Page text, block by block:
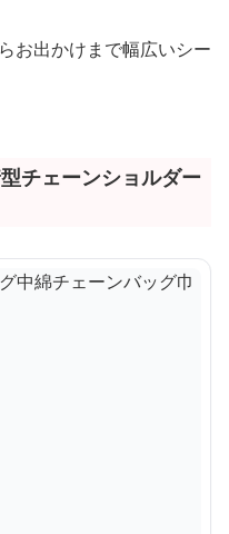
お出かけまで幅広いシー
チェーンショルダー